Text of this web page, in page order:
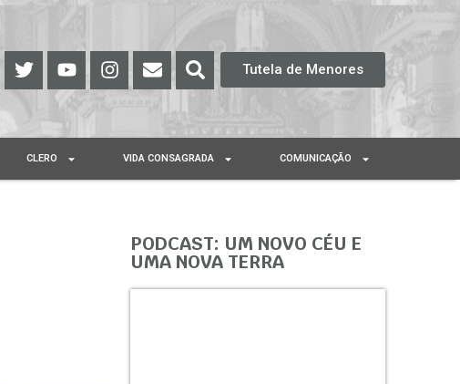
Tutela de Menores
CLERO VIDA CONSAGRADA COMUNICAÇÃO
PODCAST: UM NOVO CÉU E
UMA NOVA TERRA